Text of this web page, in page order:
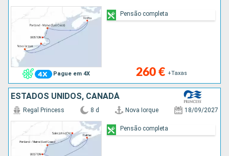
Pague em 4X 260 € +Taxas
Pensão completa
ESTADOS UNIDOS, CANADÁ
Regal Princess 8 d Nova Iorque 18/09/2027
Pensão completa